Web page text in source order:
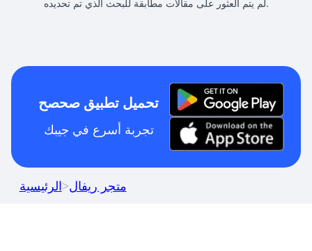
لم يتم العثور على مقالات مطابقة للبحث الذي تم تحديده.
تحميل تطبيق صحصح
تجربة أسرع في جيبك
الرئيسية>متجر ريفال